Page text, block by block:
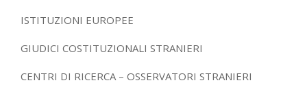
ISTITUZIONI EUROPEE
GIUDICI COSTITUZIONALI STRANIERI
CENTRI DI RICERCA – OSSERVATORI STRANIERI